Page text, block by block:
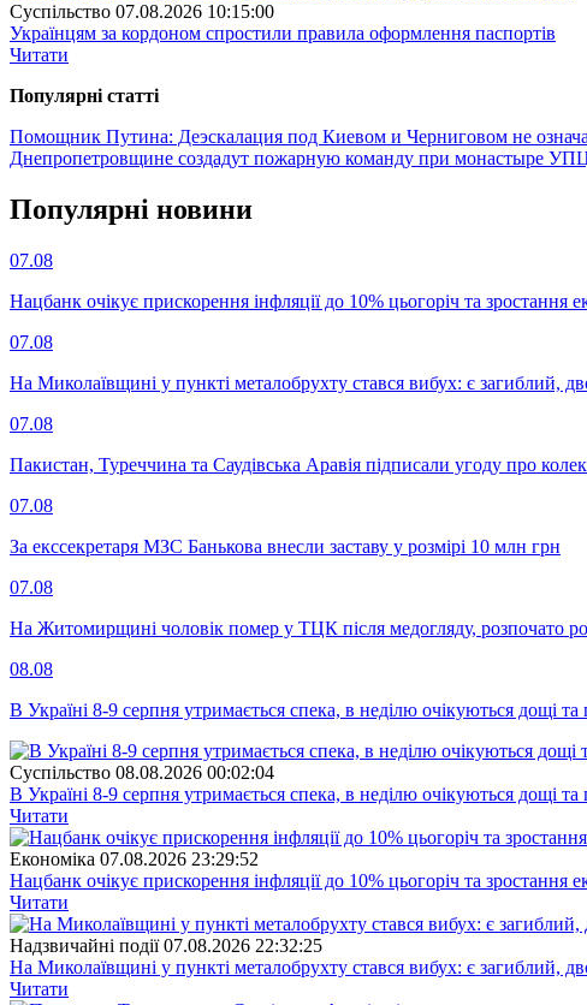
Суспiльство 07.08.2026 10:15:00
Українцям за кордоном спростили правила оформлення паспортів
Читати
Популярнi статтi
Помощник Путина: Деэскалация под Киевом и Черниговом не
Днепропетровщине создадут пожарную команду при монастыре
Популярнi новини
07.08
Нацбанк очікує прискорення інфляції до 10% цьогоріч та зростання
07.08
На Миколаївщині у пункті металобрухту стався вибух: є загиблий,
07.08
Пакистан, Туреччина та Саудівська Аравія підписали угоду про
07.08
За екссекретаря МЗС Банькова внесли заставу у розмірі 10 млн грн
07.08
На Житомирщині чоловік помер у ТЦК після медогляду, розпочато
08.08
В Україні 8-9 серпня утримається спека, в неділю очікуються дощі та
Суспiльство 08.08.2026 00:02:04
В Україні 8-9 серпня утримається спека, в неділю очікуються дощі та
Читати
Економіка 07.08.2026 23:29:52
Нацбанк очікує прискорення інфляції до 10% цьогоріч та зростання
Читати
Надзвичайні події 07.08.2026 22:32:25
На Миколаївщині у пункті металобрухту стався вибух: є загиблий,
Читати